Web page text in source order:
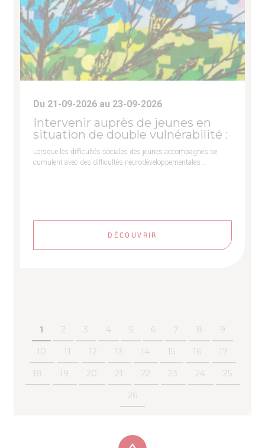
Du 21-09-2026 au 23-09-2026
Intervenir auprès de jeunes en
situation de double vulnérabilité :
Lorsque les difficultés sociales des jeunes accompagnés se
cumulent avec des difficultés neurodéveloppementales …
DÉCOUVRIR
1 2 3 4 5 6 7 8 9
10 11 12 13 14 15 16 17
18 19 20 21 22 23 24 25
26